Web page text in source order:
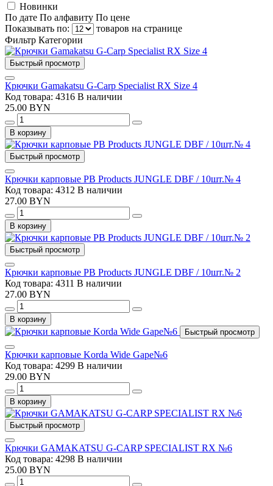
Новинки
По дате По алфавиту По цене
Показывать по:
товаров на странице
Фильтр Категории
Быстрый просмотр
Крючки Gamakatsu G-Carp Specialist RX Size 4
Код товара: 4316 В наличии
25.00 BYN
В корзину
Быстрый просмотр
Крючки карповые PB Products JUNGLE DBF / 10шт.№ 4
Код товара: 4312 В наличии
27.00 BYN
В корзину
Быстрый просмотр
Крючки карповые PB Products JUNGLE DBF / 10шт.№ 2
Код товара: 4311 В наличии
27.00 BYN
В корзину
Быстрый просмотр
Крючки карповые Korda Wide Gape№6
Код товара: 4299 В наличии
29.00 BYN
В корзину
Быстрый просмотр
Крючки GAMAKATSU G-CARP SPECIALIST RX №6
Код товара: 4298 В наличии
25.00 BYN